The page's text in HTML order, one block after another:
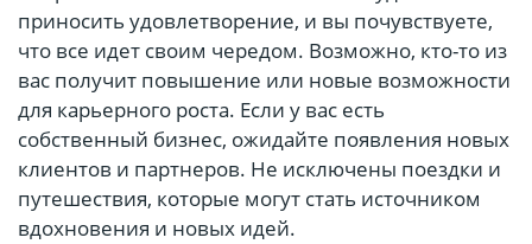
приносить удовлетворение, и вы почувствуете,
что все идет своим чередом. Возможно, кто-то из
вас получит повышение или новые возможности
для карьерного роста. Если у вас есть
собственный бизнес, ожидайте появления новых
клиентов и партнеров. Не исключены поездки и
путешествия, которые могут стать источником
вдохновения и новых идей.